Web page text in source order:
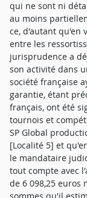
qui ne sont ni
au moins
ce, d'autant qu'en
entre les
jurisprudence a
son activité dans
société française
garantie, étant
français, ont été
tournois et
SP Global
[Localité 5] et
le mandataire
tout compte avec
de 6 098,25